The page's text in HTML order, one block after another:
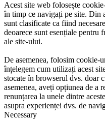
Acest site web folosește
în timp ce navigați pe site. Din
sunt clasificate ca fiind
deoarece sunt esențiale pentru
ale site-ului.
De asemenea, folosim cookie-
înțelegem cum utilizați acest
stocate în browserul dvs. doar
asemenea, aveți opțiunea de a
renunțarea la unele dintre
asupra experienței dvs. de
Necessary